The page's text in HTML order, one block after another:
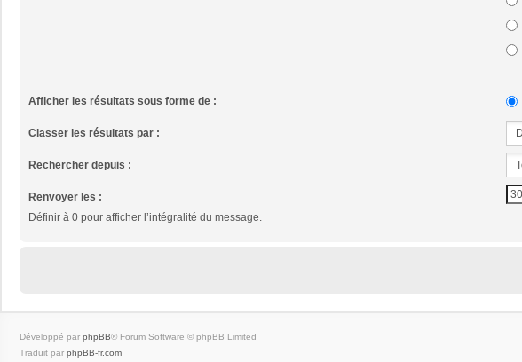
Afficher les résultats sous forme de :
Classer les résultats par :
Rechercher depuis :
Renvoyer les :
Définir à 0 pour afficher l’intégralité du message.
Développé par phpBB® Forum Software © phpBB Limited
Traduit par phpBB-fr.com